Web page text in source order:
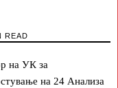
READ
на УК за
на 24 Анализа